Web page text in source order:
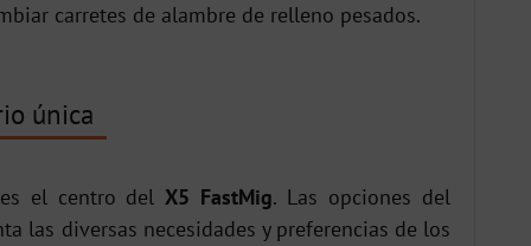
carretes de alambre de relleno pesados.
única
el centro delX5 FastMig. Las opciones del
las diversas necesidades y preferencias de los